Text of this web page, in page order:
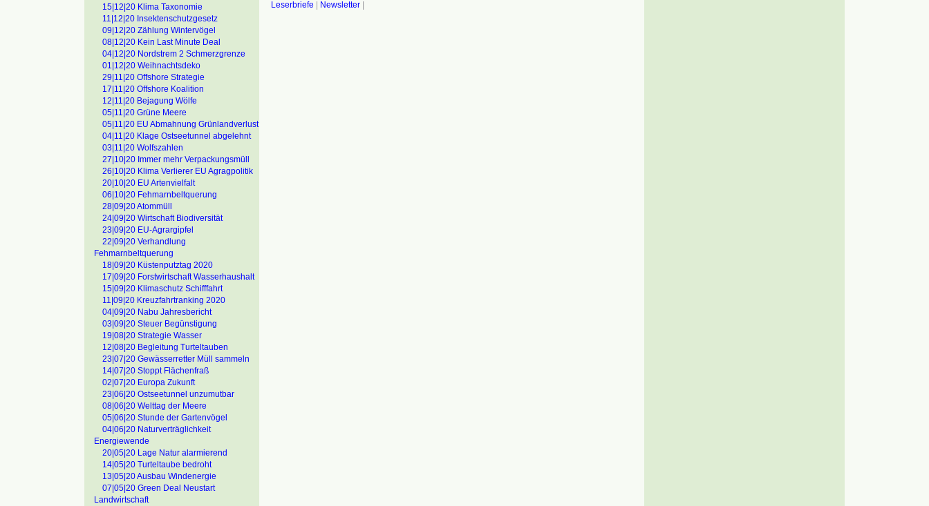
15|12|20 Klima Taxonomie
11|12|20 Insektenschutzgesetz
09|12|20 Zählung Wintervögel
08|12|20 Kein Last Minute Deal
04|12|20 Nordstrem 2 Schmerzgrenze
01|12|20 Weihnachtsdeko
29|11|20 Offshore Strategie
17|11|20 Offshore Koalition
12|11|20 Bejagung Wölfe
05|11|20 Grüne Meere
05|11|20 EU Abmahnung Grünlandverlust
04|11|20 Klage Ostseetunnel abgelehnt
03|11|20 Wolfszahlen
27|10|20 Immer mehr Verpackungsmüll
26|10|20 Klima Verlierer EU Agragpolitik
20|10|20 EU Artenvielfalt
06|10|20 Fehmarnbeltquerung
28|09|20 Atommüll
24|09|20 Wirtschaft Biodiversität
23|09|20 EU-Agrargipfel
22|09|20 Verhandlung
Fehmarnbeltquerung
18|09|20 Küstenputztag 2020
17|09|20 Forstwirtschaft Wasserhaushalt
15|09|20 Klimaschutz Schifffahrt
11|09|20 Kreuzfahrtranking 2020
04|09|20 Nabu Jahresbericht
03|09|20 Steuer Begünstigung
19|08|20 Strategie Wasser
12|08|20 Begleitung Turteltauben
23|07|20 Gewässerretter Müll sammeln
14|07|20 Stoppt Flächenfraß
02|07|20 Europa Zukunft
23|06|20 Ostseetunnel unzumutbar
08|06|20 Welttag der Meere
05|06|20 Stunde der Gartenvögel
04|06|20 Naturverträglichkeit
Energiewende
20|05|20 Lage Natur alarmierend
14|05|20 Turteltaube bedroht
13|05|20 Ausbau Windenergie
07|05|20 Green Deal Neustart
Landwirtschaft
Leserbriefe | Newsletter|